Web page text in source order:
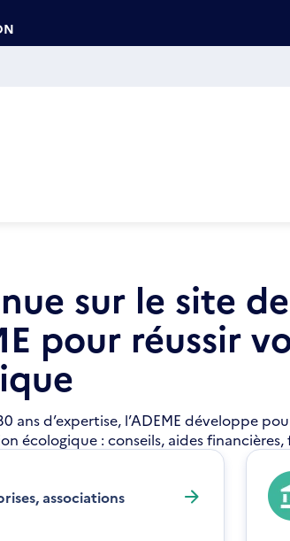
sur le site
pour réussir
ans d’expertise, l’ADEME développe
écologique : conseils, aides
associations